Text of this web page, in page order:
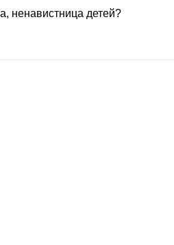
ненавистница детей?